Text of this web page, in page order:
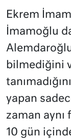
Ekrem
İmamoğlu
bilmediğini
yapan
zaman aynı
10 gün